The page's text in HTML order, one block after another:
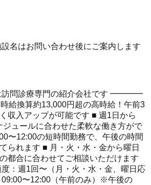
名はお問い合わせ後にご案内します
問診療専門の紹介会社です ━━━━
給換算約13,000円超の高時給！午前3
収入アップが可能です ■ 週1日から
ュールに合わせた柔軟な働き方がで
〜12:00の短時間勤務で、午後の時間
られます ■ 月・火・水・金から曜日
都合に合わせてご相談いただけます
：週1回〜（月・火・水・金、曜日応
〜12:00（午前のみ）※午後の